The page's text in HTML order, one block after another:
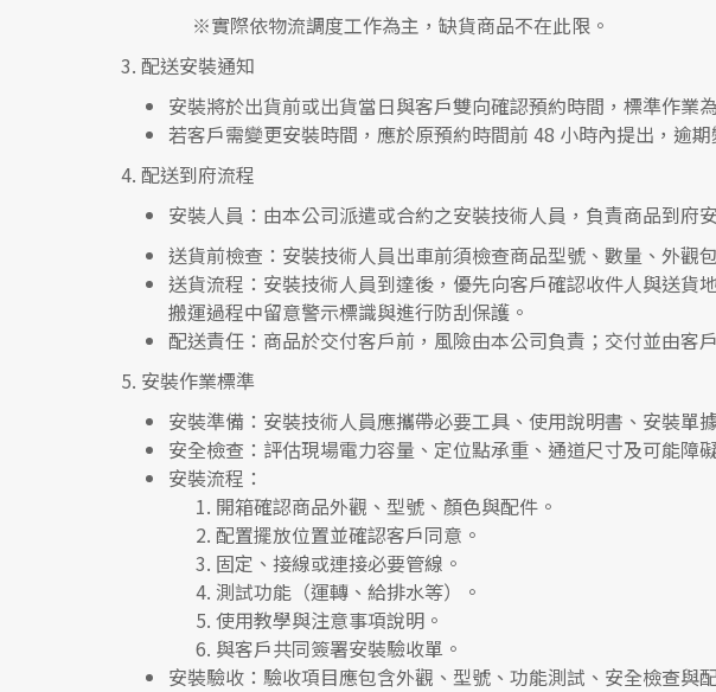
※實際依物流調度工作為主，缺貨商品不在此限。
3. 配送安裝通知
安裝將於出貨前或出貨當日與客戶雙向確認預約時間，標準作業
若客戶需變更安裝時間，應於原預約時間前 48 小時內提出，逾
4. 配送到府流程
安裝人員 ：由本公司派遣或合約之安裝技術人員，負責商品到府
送貨前檢查 ：安裝技術人員出車前須檢查商品型號、數量、外觀
送貨流程 ：安裝技術人員到達後，優先向客戶確認收件人與送
搬運過程中留意警示標識與進行防刮保護。
配送責任 ：商品於交付客戶前，風險由本公司負責；交付並由
5. 安裝作業標準
安裝準備 ：安裝技術人員應攜帶必要工具、使用說明書、安裝單
安全檢查 ：評估現場電力容量、定位點承重、通道尺寸及可能
安裝流程 ：
開箱確認商品外觀、型號、顏色與配件。
配置擺放位置並確認客戶同意。
固定、接線或連接必要管線。
測試功能（運轉、給排水等）。
使用教學與注意事項說明。
與客戶共同簽署安裝驗收單。
安裝驗收 ：驗收項目應包含外觀、型號、功能測試、安全檢查與